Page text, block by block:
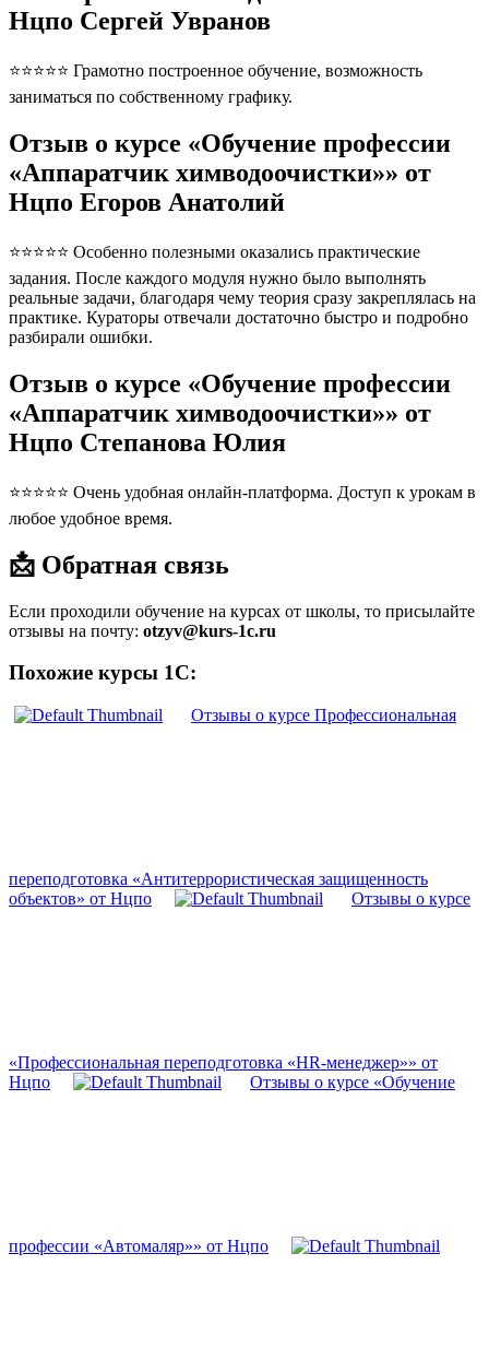
Нцпо Сергей Увранов
⭐⭐⭐⭐⭐ Грамотно построенное обучение, возможность
заниматься по собственному графику.
Отзыв о курсе «Обучение профессии
«Аппаратчик химводоочистки»» от
Нцпо Егоров Анатолий
⭐⭐⭐⭐⭐ Особенно полезными оказались практические
задания. После каждого модуля нужно было выполнять
реальные задачи, благодаря чему теория сразу закреплялась на
практике. Кураторы отвечали достаточно быстро и подробно
разбирали ошибки.
Отзыв о курсе «Обучение профессии
«Аппаратчик химводоочистки»» от
Нцпо Степанова Юлия
⭐⭐⭐⭐⭐ Очень удобная онлайн-платформа. Доступ к урокам в
любое удобное время.
📩 Обратная связь
Если проходили обучение на курсах от школы, то присылайте
отзывы на почту: otzyv@kurs-1c.ru
Похожие курсы 1С:
Отзывы о курсе Профессиональная
переподготовка «Антитеррористическая защищенность
объектов» от Нцпо
Отзывы о курсе
«Профессиональная переподготовка «HR-менеджер»» от
Нцпо
Отзывы о курсе «Обучение
профессии «Автомаляр»» от Нцпо